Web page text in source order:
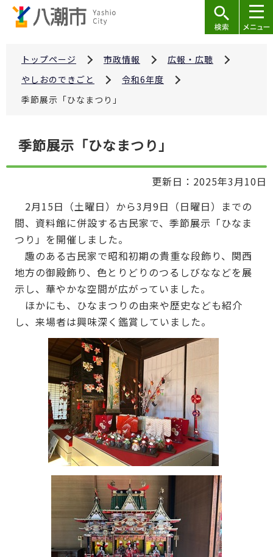
トップページ 市政情報
広報・広聴
やしおのできごと
令和6年度
季節展示「ひなまつり」
こ
ら
季節展示「ひなまつり」
更新日：2025年3月10日
2月15日（土曜日）から3月9日（日曜日）までの
間、資料館に併設する古民家で、季節展示「ひなま
つり」を開催しました。
趣のある古民家で昭和初期の貴重な段飾り、関西
地方の御殿飾り、色とりどりのつるしびななどを展
示し、華やかな空間が広がっていました。
ほかにも、ひなまつりの由来や歴史なども紹介
し、来場者は興味深く鑑賞していました。